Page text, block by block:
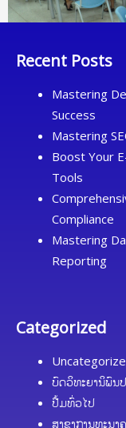
Recent Posts
Mastering
Success
Mastering
Boost Your
Tools
Compliance
Mastering
Reporting
Categorized
ບົດວິທະຍານິພົນ
ປື້ມທົ່ວໄປ
ສາຂາການທະນ